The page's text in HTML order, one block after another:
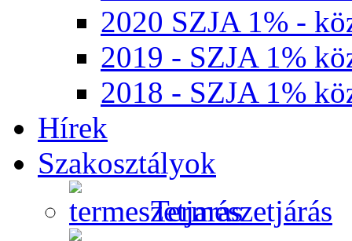
2020 SZJA 1% -
2019 - SZJA 1%
2018 - SZJA 1%
Hírek
Szakosztályok
Természetjárás